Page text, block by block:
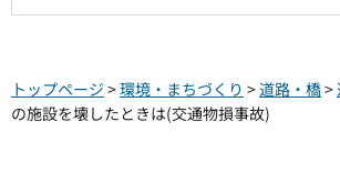
トップページ >環境・まちづくり >道路・橋>
の施設を壊したときは(交通物損事故)